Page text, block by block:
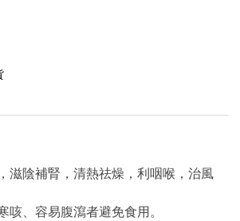
滋陰補腎，清熱祛燥，利咽喉，治風
咳、容易腹瀉者避免食用。